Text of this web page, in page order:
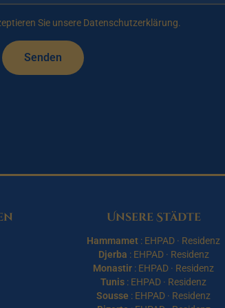
Sie unsere Datenschutzerklärung.
Senden
Unsere Städte
Hammamet : EHPAD · Residenz
Djerba : EHPAD· Residenz
Monastir : EHPAD · Residenz
Tunis : EHPAD · Residenz
Sousse : EHPAD · Residenz